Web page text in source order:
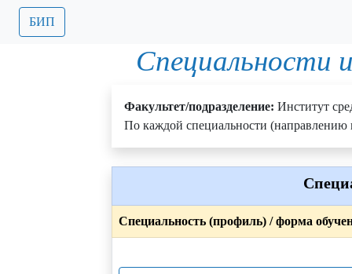
БИП
Специальности
Факультет/подразделение: Институт
По каждой специальности (направлению
Специальность (профиль) / форма